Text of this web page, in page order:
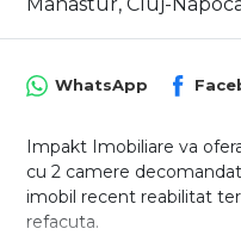
WhatsApp
Impakt Imobiliare va
cu 2 camere
imobil recent reabilitat
refacuta.